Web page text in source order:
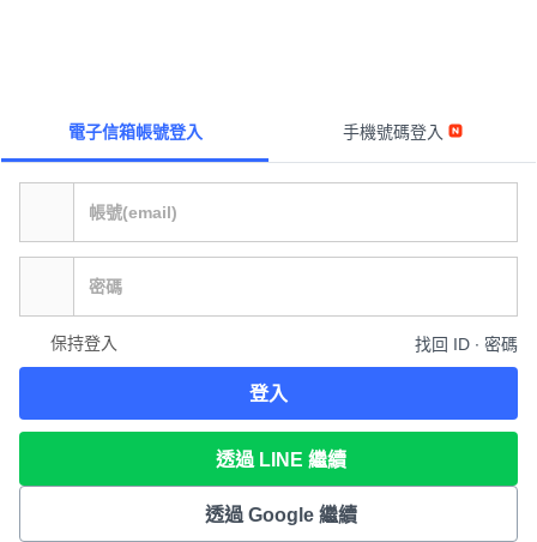
電子信箱帳號登入 手機號碼登入
保持登入 找回 ID ∙ 密碼
登入
透過 LINE 繼續
透過 Google 繼續